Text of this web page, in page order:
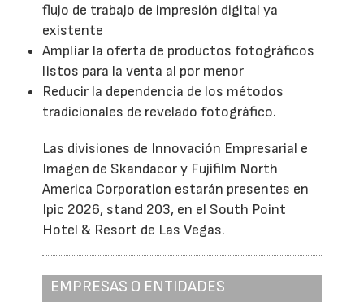
flujo de trabajo de impresión digital ya
existente
Ampliar la oferta de productos fotográficos
listos para la venta al por menor
Reducir la dependencia de los métodos
tradicionales de revelado fotográfico.
Las divisiones de Innovación Empresarial e
Imagen de Skandacor y Fujifilm North
America Corporation estarán presentes en
Ipic 2026, stand 203, en el South Point
Hotel & Resort de Las Vegas.
EMPRESAS O ENTIDADES